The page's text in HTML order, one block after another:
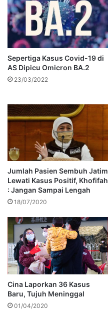
Sepertiga Kasus Covid-19 di
AS Dipicu Omicron BA.2
23/03/2022
Jumlah Pasien Sembuh Jatim
Lewati Kasus Positif, Khofifah
: Jangan Sampai Lengah
18/07/2020
Cina Laporkan 36 Kasus
Baru, Tujuh Meninggal
01/04/2020